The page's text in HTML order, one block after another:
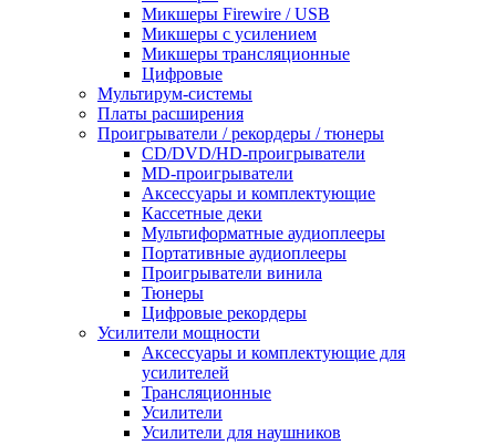
Микшеры Firewire / USB
Микшеры с усилением
Микшеры трансляционные
Цифровые
Мультирум-системы
Платы расширения
Проигрыватели / рекордеры / тюнеры
CD/DVD/HD-проигрыватели
MD-проигрыватели
Аксессуары и комплектующие
Кассетные деки
Мультиформатные аудиоплееры
Портативные аудиоплееры
Проигрыватели винила
Тюнеры
Цифровые рекордеры
Усилители мощности
Аксессуары и комплектующие для
усилителей
Трансляционные
Усилители
Усилители для наушников